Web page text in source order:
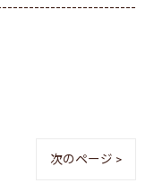
次のページ >